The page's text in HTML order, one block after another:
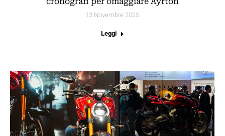
13 Novembre 2025
Leggi